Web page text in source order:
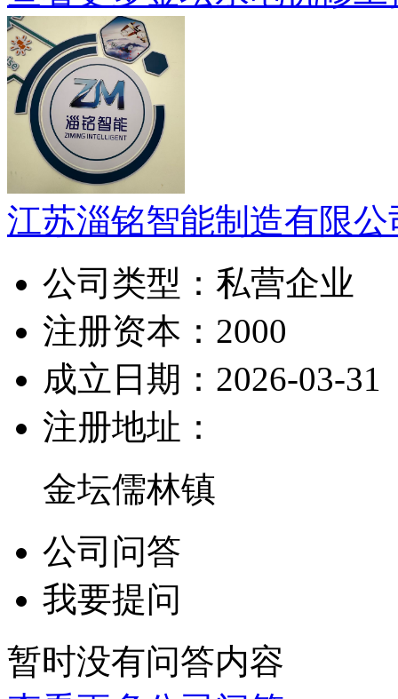
江苏淄铭智能制造有限公
公司类型： 私营企业
注册资本： 2000
成立日期： 2026-03-31
注册地址：
金坛儒林镇
公司问答
我要提问
暂时没有问答内容